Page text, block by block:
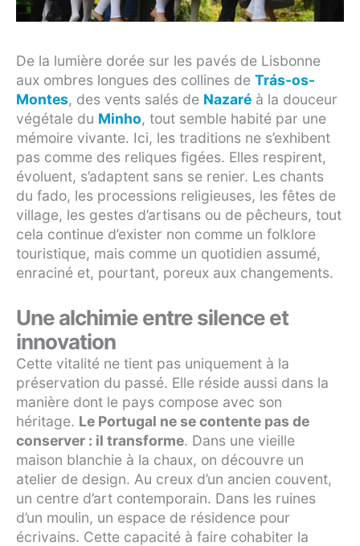
De la lumière dorée sur les pavés de Lisbonne
aux ombres longues des collines de Trás-os-
Montes, des vents salés de Nazaré à la douceur
végétale du Minho, tout semble habité par une
mémoire vivante. Ici, les traditions ne s’exhibent
pas comme des reliques figées. Elles respirent,
évoluent, s’adaptent sans se renier. Les chants
du fado, les processions religieuses, les fêtes de
village, les gestes d’artisans ou de pêcheurs, tout
cela continue d’exister non comme un folklore
touristique, mais comme un quotidien assumé,
enraciné et, pourtant, poreux aux changements.
Une alchimie entre silence et
innovation
Cette vitalité ne tient pas uniquement à la
préservation du passé. Elle réside aussi dans la
manière dont le pays compose avec son
héritage. Le Portugal ne se contente pas de
conserver : il transforme. Dans une vieille
maison blanchie à la chaux, on découvre un
atelier de design. Au creux d’un ancien couvent,
un centre d’art contemporain. Dans les ruines
d’un moulin, un espace de résidence pour
écrivains. Cette capacité à faire cohabiter la